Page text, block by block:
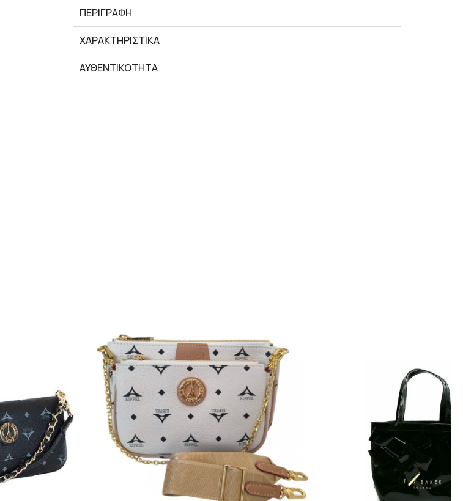
ΠΕΡΙΓΡΑΦΗ
ΧΑΡΑΚΤΗΡΙΣΤΙΚΆ
ΑΥΘΕΝΤΙΚΟΤΗΤΑ